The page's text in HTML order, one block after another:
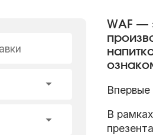
WAF —
Впервые
В